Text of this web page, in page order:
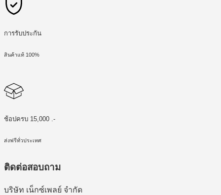
การรับประกัน
สินค้าแท้ 100%
ช้อปครบ 15,000 .-
ส่งฟรีทั่วประเทศ
ติดต่อสอบถาม
บริษัท เน็กซ์เพลย์ จำกัด